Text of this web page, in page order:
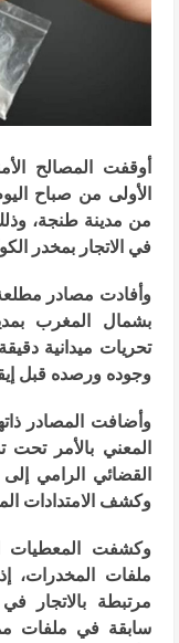
أوقفت المصالح
من مدينة طنجة،
في الاتجار بمخدر
وأفادت مصادر
بشمال المغرب
تحريات ميدانية
وجوده ورصده قبل
وأضافت المصادر
المعني بالأمر تحت
القضائي الرامي
وكشف الامتدادات
وكشفت المعطيات
ملفات المخدرات،
مرتبطة بالاتجار
سابقة في ملفات